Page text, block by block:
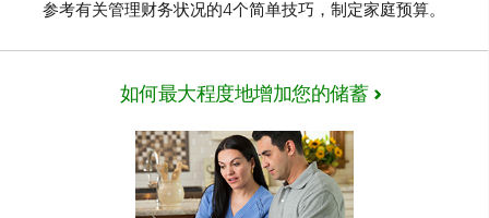
参考有关管理财务状况的4个简单技巧，制定家庭预算。
如何最大程度地增加您的储蓄